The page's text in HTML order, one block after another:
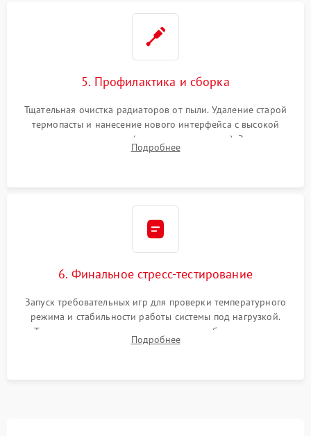
5. Профилактика и сборка
Тщательная очистка радиаторов от пыли. Удаление старой
термопасты и нанесение нового интерфейса с высокой
теплопроводностью (или жидкого металла). Замена
термопрокладок. Аккуратная сборка консоли и подключение
Подробнее
6. Финальное стресс-тестирование
Запуск требовательных игр для проверки температурного
режима и стабильности работы системы под нагрузкой.
Тестирование привода, синхронизации беспроводных
геймпадов, выхода в сеть и выдачи изображения без
Подробнее